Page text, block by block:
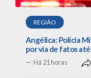
REGIÃO
Angélica: Polícia
por via de fatos
Há 21 horas